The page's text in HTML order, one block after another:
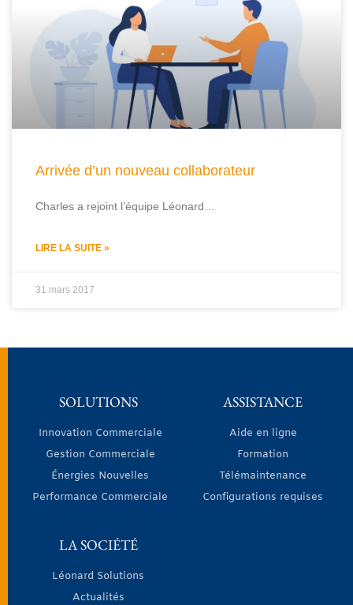
Arrivée d’un nouveau collaborateur
Charles a rejoint l’équipe Léonard…
LIRE LA SUITE »
31 mars 2017
SOLUTIONS
Innovation Commerciale
Gestion Commerciale
Énergies Nouvelles
Performance Commerciale
ASSISTANCE
Aide en ligne
Formation
Télémaintenance
Configurations requises
LA SOCIÉTÉ
Léonard Solutions
Actualités